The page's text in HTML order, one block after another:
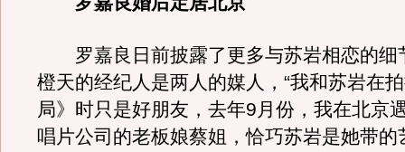
罗嘉良日前披露了更多与苏岩相恋的细
橙天的经纪人是两人的媒人，“我和苏岩在
局》时只是好朋友，去年9月份，我在北京
唱片公司的老板娘蔡姐，恰巧苏岩是她带的